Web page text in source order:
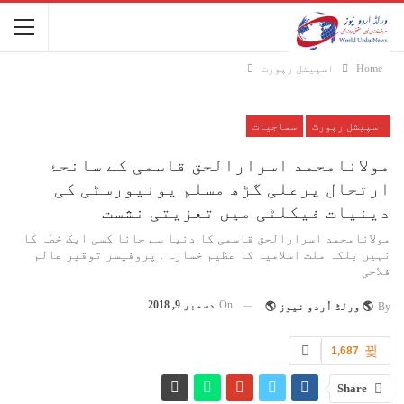
Home اسپیشل رپورٹ
اسپیشل رپورٹ سماجیات
مولانامحمد اسرارالحق قاسمی کے سانحۂ
ارتحال پرعلی گڑھ مسلم یونیورسٹی کی
دینیات فیکلٹی میں تعزیتی نشست
مولانامحمد اسرارالحق قاسمی کا دنیا سے جانا کسی ایک خطہ کا
نہیں بلکہ ملت اسلامیہ کا عظیم خسارہ : پروفیسر توقیر عالم
فلاحی
By 🌎 ورلڈ اُردو نیوز 🌎 On دسمبر 9, 2018
1,687
Share